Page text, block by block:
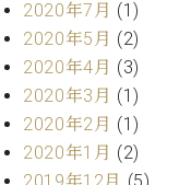
プ
ラ
イ
ト
ピ
ア
ノ
教
室
ノ
の
コ
ン
2020年7月 (1)
2020年5月 (2)
2020年4月 (3)
2020年3月 (1)
2020年2月 (1)
2020年1月 (2)